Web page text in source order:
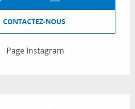
CONTACTEZ-NOUS
Page Instagram